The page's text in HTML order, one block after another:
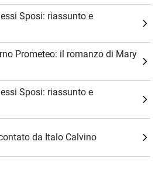
Sposi: riassunto e
Prometeo: il romanzo di Mary
Sposi: riassunto e
da Italo Calvino